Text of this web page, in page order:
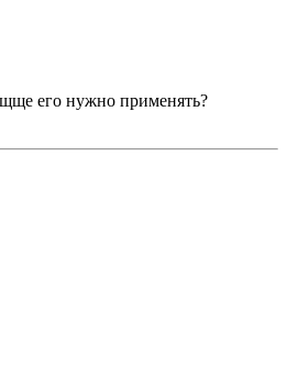
его нужнo применять?